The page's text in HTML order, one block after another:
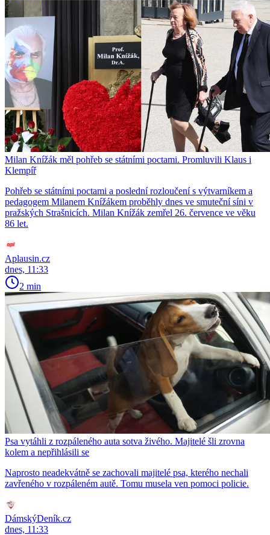
Milan Knížák měl pohřeb se státními poctami. Promluvili Klaus i
Klempíř
Pohřeb se státními poctami a poslední rozloučení s výtvarníkem a
pedagogem Milanem Knížákem proběhly dnes ve smuteční síni v
pražských Strašnicích. Milan Knížák zemřel 26. července ve věku
86 let.
Aplausin.cz
dnes, 11:33
2 min
Psa vytáhli z rozpáleného auta sotva živého. Majitelé šli zrovna
kolem a nepřihlásili se
Naprosto neadekvátně se zachovali majitelé psa, kterého nechali
zavřeného v rozpáleném autě. Tomu musela ven pomoci policie.
DámskýDeník.cz
dnes, 11:33